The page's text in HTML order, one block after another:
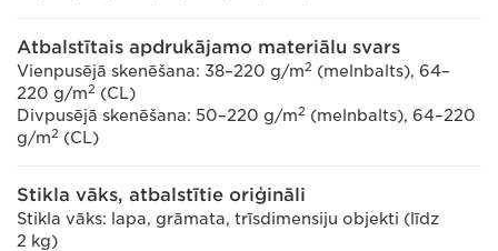
Atbalstītais apdrukājamo materiālu svars
Vienpusējā skenēšana: 38–220 g/m2 (melnbalts), 64–
220 g/m2 (CL)
Divpusējā skenēšana: 50–220 g/m2 (melnbalts), 64–220
g/m2 (CL)
Stikla vāks, atbalstītie oriģināli
Stikla vāks: lapa, grāmata, trīsdimensiju objekti (līdz
2 kg)